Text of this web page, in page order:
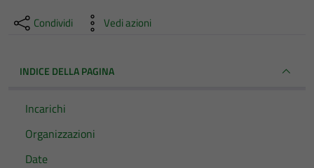
Condividi Vedi azioni
INDICE DELLA PAGINA
Incarichi
Organizzazioni
Date